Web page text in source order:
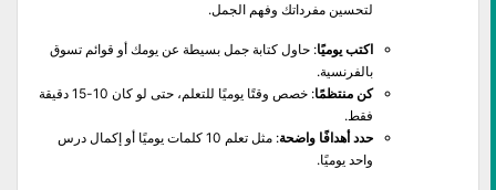
لتحسين مفرداتك وفهم الجمل.
اكتب يوميًا: حاول كتابة جمل بسيطة عن يومك أو قوائم تسوق
بالفرنسية.
كن منتظمًا
: خصص وقتًا يوميًا للتعلم، حتى لو كان 10-15 دقيقة
فقط.
حدد أهدافًا واضحة
: مثل تعلم 10 كلمات يوميًا أو إكمال درس
واحد يوميًا.